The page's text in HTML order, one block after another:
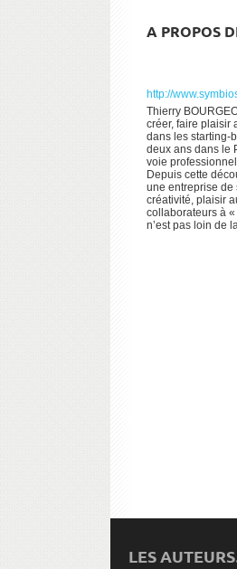
A PROPOS
http://
Thierry
créer, faire plaisir
dans les starting-
deux ans dans le
voie
Depuis cette
une entreprise de
créativité, plaisir
collaborateurs à
n’est pas loin de
LES